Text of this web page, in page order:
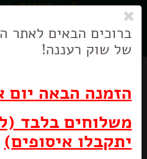
ניווט
בניווט
ברוכים הבאים לאתר
של שוק רעננה!
הזמנה הבאה יום א'
משלוחים בלבד
יתקבלו איסופים)